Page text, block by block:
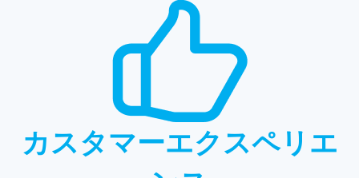
カスタマーエクスペリエ